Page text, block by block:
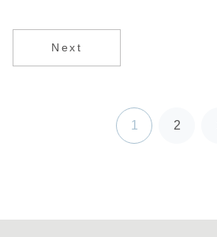
Next
1 2